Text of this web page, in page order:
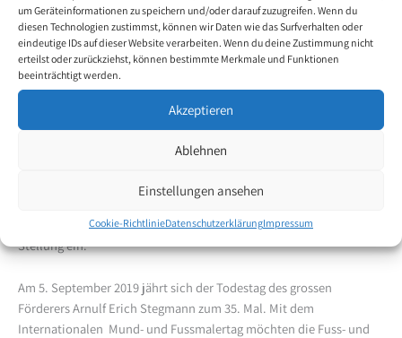
um Geräteinformationen zu speichern und/oder darauf zuzugreifen. Wenn du
diesen Technologien zustimmst, können wir Daten wie das Surfverhalten oder
eindeutige IDs auf dieser Website verarbeiten. Wenn du deine Zustimmung nicht
erteilst oder zurückziehst, können bestimmte Merkmale und Funktionen
beeinträchtigt werden.
Akzeptieren
Ablehnen
Einstellungen ansehen
Cookie-RichtlinieDatenschutzerklärungImpressum
Entfaltung stiess oftmals auf wenig Akzeptanz. Doch weder die
körperlichen Hürden noch die grossen Herausforderungen konnten
sie davon abhalten, ihre Überzeugung und Ihren tiefsten Wunsch
über die ganze Welt zu verbreiten. Jedem Menschen soll der
Zugang zur Kunst ermöglicht werden.
Heute zählt diese Selbstorganisation knapp 800 mund- oder
gelten auch noch heute. Sie fördert und unterstützt bestehende
und zukünftige Mund- und Fussmaler/-innen und nimmt in
religiöser, weltanschaulicher und politischer Hinsicht eine neutrale
Stellung ein.
Am 5. September 2019 jährt sich der Todestag des grossen
Förderers Arnulf Erich Stegmann zum 35. Mal. Mit dem
Internationalen Mund- und Fussmalertag möchten die Fuss- und